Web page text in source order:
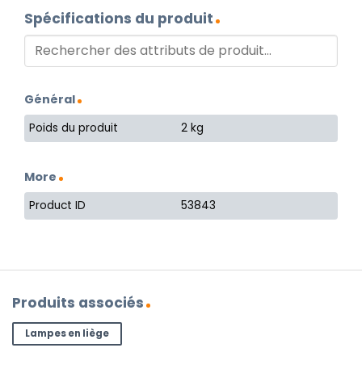
Spécifications du produit
Général
Poids du produit 2 kg
More
Product ID 53843
Produits associés
Lampes en liège